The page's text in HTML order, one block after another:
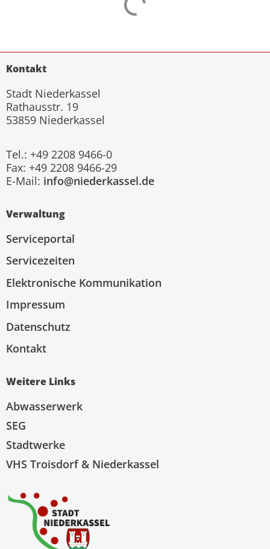
Kontakt
Stadt Niederkassel
Rathausstr. 19
53859 Niederkassel
Tel.: +49 2208 9466-0
Fax: +49 2208 9466-29
E-Mail: info@niederkassel.de
Verwaltung
Serviceportal
Servicezeiten
Elektronische Kommunikation
Impressum
Datenschutz
Kontakt
Weitere Links
Abwasserwerk
SEG
Stadtwerke
VHS Troisdorf & Niederkassel